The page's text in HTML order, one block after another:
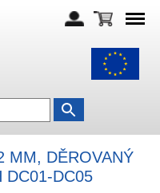
MM, DĚROVANÝ
DC01-DC05